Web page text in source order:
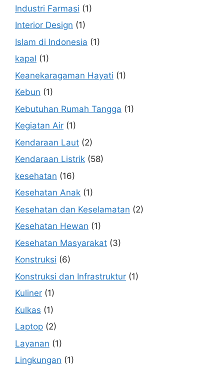
Industri Farmasi (1)
Interior Design (1)
Islam di Indonesia (1)
kapal (1)
Keanekaragaman Hayati (1)
Kebun (1)
Kebutuhan Rumah Tangga (1)
Kegiatan Air (1)
Kendaraan Laut (2)
Kendaraan Listrik (58)
kesehatan (16)
Kesehatan Anak (1)
Kesehatan dan Keselamatan (2)
Kesehatan Hewan (1)
Kesehatan Masyarakat (3)
Konstruksi (6)
Konstruksi dan Infrastruktur (1)
Kuliner (1)
Kulkas (1)
Laptop (2)
Layanan (1)
Lingkungan (1)